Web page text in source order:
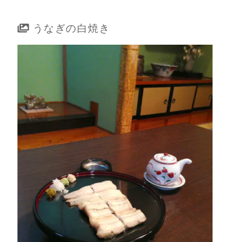
うなぎの白焼き